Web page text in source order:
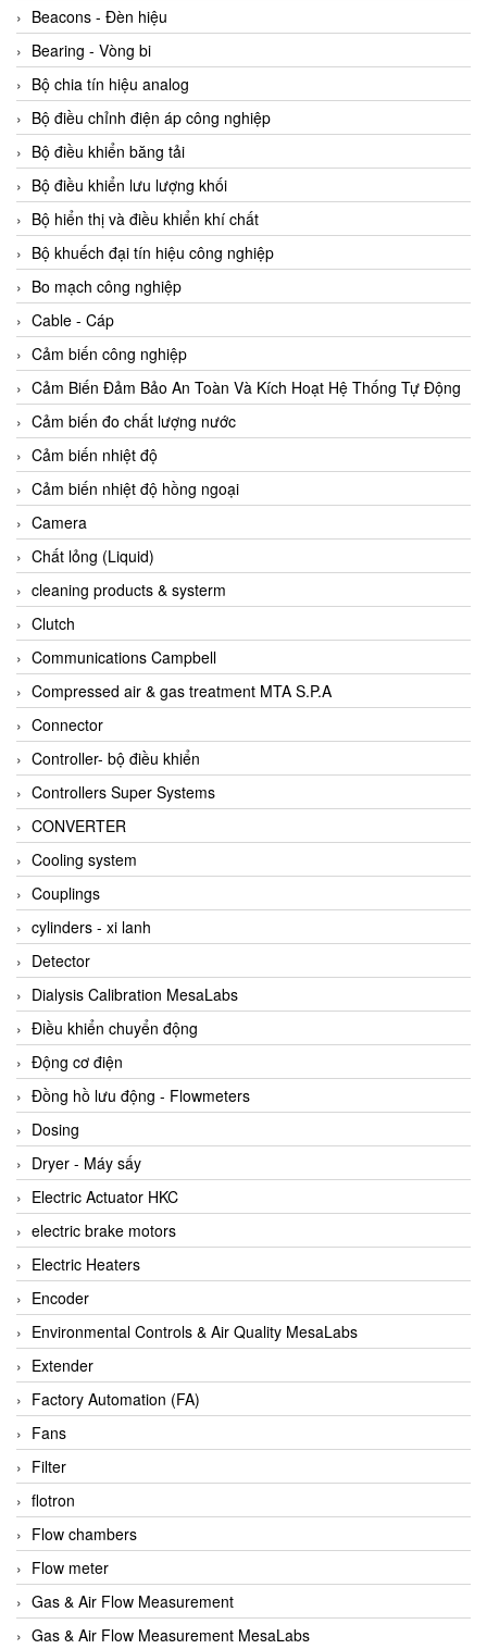
ADCA Vietnam
ADFweb Vietnam
Adler Vietnam
Ados Vietnam
Advanced Energy Vietnam
Advantech Vietnam
Agate Vietnam
AGR International Vietnam
Aichi Tokei Denki Vietnam
Aii Vietnam
AIKOH
AINUO Vietnam
AIR MAJOR
Aira Euro Automation
Airtac Vietnam
Airtec Vietnam
AI-Tek Vietnam
Akerstroms Viet Nam
AKO Armaturen & Separationstechnik
AKO Armaturen & Separationstechnik Vietnam
AKUSENSE
ALA OFFICINE SPA
Albrecht-Automatik Viet Nam
Allen Bradley Vietnam
Alpha Moisture Vietnam
Alpha-Achem Vietnam
Alphino
ALRE-IT Vietnam
Altech
Amarillo Gear
Ametek
AMPTRON Vietnam
AND Vietnam
ANDERSON-NEGELE
ANDILOG Technologies Vietnam
Anritsu
ANTEC S.A
Antico pumps
Anybus/ HMS
AOBEN
Apex Dynamics Vietnam
Apex Dynamics Vietnam
Apiste
APLISENS VietNam
Apollo Fire
Appleton
AQ Matic
Aqualabo Vietnam
Aquametro
Beacons - Đèn hiệu
Bearing - Vòng bi
Bộ chia tín hiệu analog
Bộ điều chỉnh điện áp công nghiệp
Bộ điều khiển băng tải
Bộ điều khiển lưu lượng khối
Bộ hiển thị và điều khiển khí chất
Bộ khuếch đại tín hiệu công nghiệp
Bo mạch công nghiệp
Cable - Cáp
Cảm biến công nghiệp
Cảm Biến Đảm Bảo An Toàn Và Kích Hoạt Hệ Thống Tự Động
Cảm biến đo chất lượng nước
Cảm biến nhiệt độ
Cảm biến nhiệt độ hồng ngoại
Camera
Chất lỏng (Liquid)
cleaning products & systerm
Clutch
Communications Campbell
Compressed air & gas treatment MTA S.P.A
Connector
Controller- bộ điều khiển
Controllers Super Systems
CONVERTER
Cooling system
Couplings
cylinders - xi lanh
Detector
Dialysis Calibration MesaLabs
Điều khiển chuyển động
Động cơ điện
Đồng hồ lưu động - Flowmeters
Dosing
Dryer - Máy sấy
Electric Actuator HKC
electric brake motors
Electric Heaters
Encoder
Environmental Controls & Air Quality MesaLabs
Extender
Factory Automation (FA)
Fans
Filter
flotron
Flow chambers
Flow meter
Gas & Air Flow Measurement
Gas & Air Flow Measurement MesaLabs